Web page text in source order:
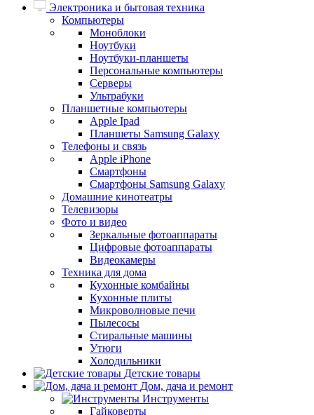
Электроника и бытовая техника
Компьютеры
Моноблоки
Ноутбуки
Ноутбуки-планшеты
Персональные компьютеры
Серверы
Ультрабуки
Планшетные компьютеры
Apple Ipad
Планшеты Samsung Galaxy
Телефоны и связь
Apple iPhone
Смартфоны
Смартфоны Samsung Galaxy
Домашние кинотеатры
Телевизоры
Фото и видео
Зеркальные фотоаппараты
Цифровые фотоаппараты
Видеокамеры
Техника для дома
Кухонные комбайны
Кухонные плиты
Микроволновые печи
Пылесосы
Стиральные машины
Утюги
Холодильники
Детские товары
Дом, дача и ремонт
Инструменты
Гайковерты